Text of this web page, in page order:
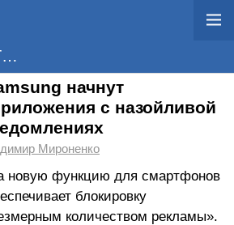
НОВОСТИ SOFTWARE
начнут
с назойливой
Мироненко
новую функцию для смартфонов
блокировку
количеством рекламы».